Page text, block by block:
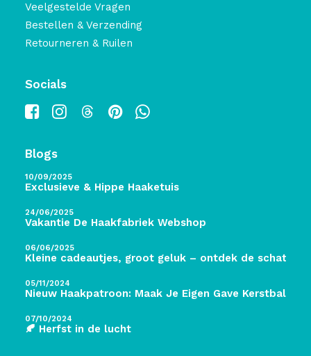
Veelgestelde Vragen
Bestellen & Verzending
Retourneren & Ruilen
Socials
Blogs
10/09/2025
Exclusieve & Hippe Haaketuis
24/06/2025
Vakantie De Haakfabriek Webshop
06/06/2025
Kleine cadeautjes, groot geluk – ontdek de schatten
05/11/2024
Nieuw Haakpatroon: Maak Je Eigen Gave Kerstballen!
07/10/2024
🍂 Herfst in de lucht